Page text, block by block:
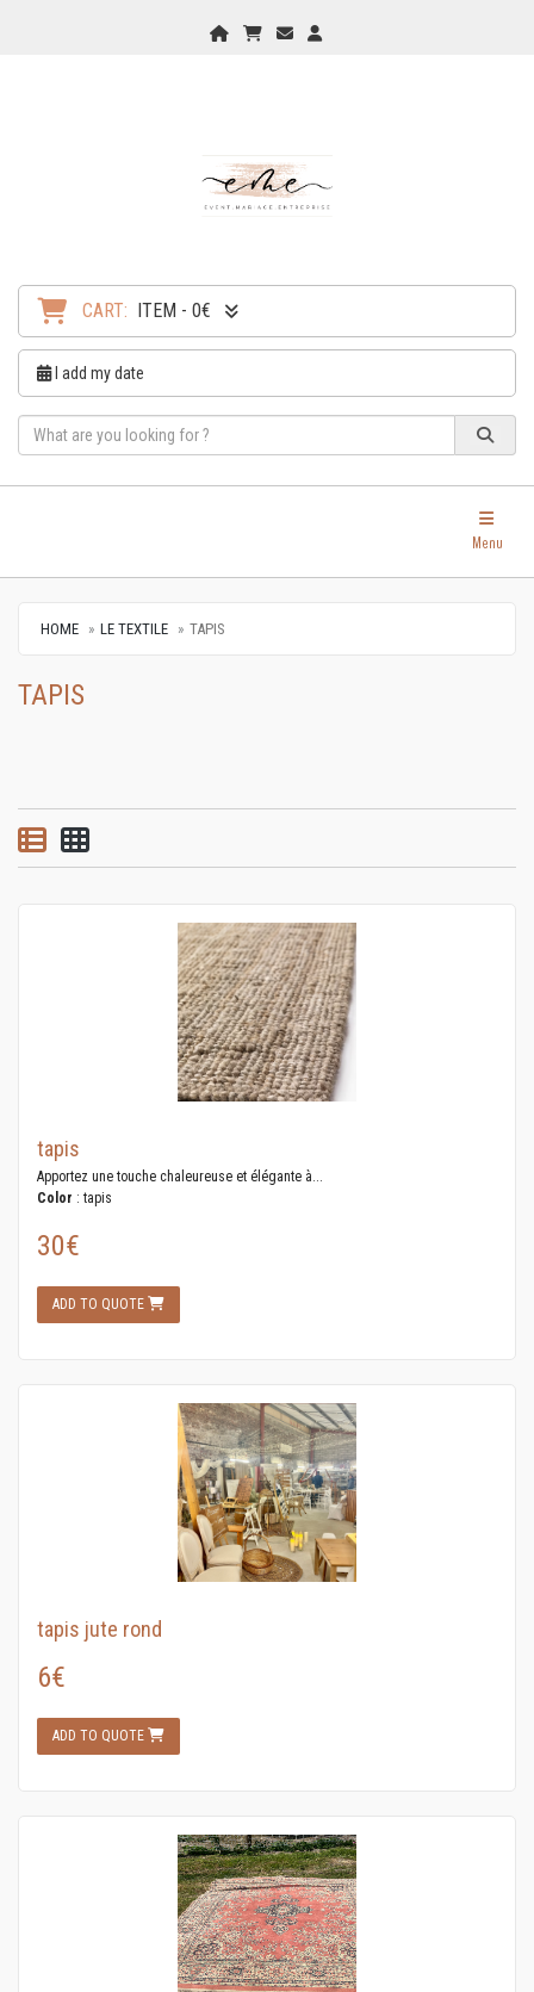
Home My CartCheckout
CART: ITEM - 0€
I add my date
Toggle
Menu
HOME LE TEXTILE TAPIS
TAPIS
List viewGrid view
tapis
Apportez une touche chaleureuse et élégante à...
Color : tapis
30€
ADD TO QUOTE
tapis jute rond
6€
ADD TO QUOTE